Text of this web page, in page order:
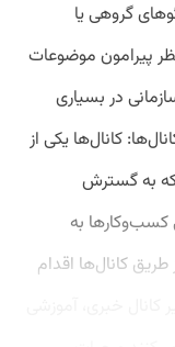
گروهی یا
پیرامون موضوعات
در بسیاری
و سازمان‌ها تبدیل شده است. ۳. کانال‌ها: کانال‌ها یکی از
که به گسترش
به
کانال‌ها اقدام